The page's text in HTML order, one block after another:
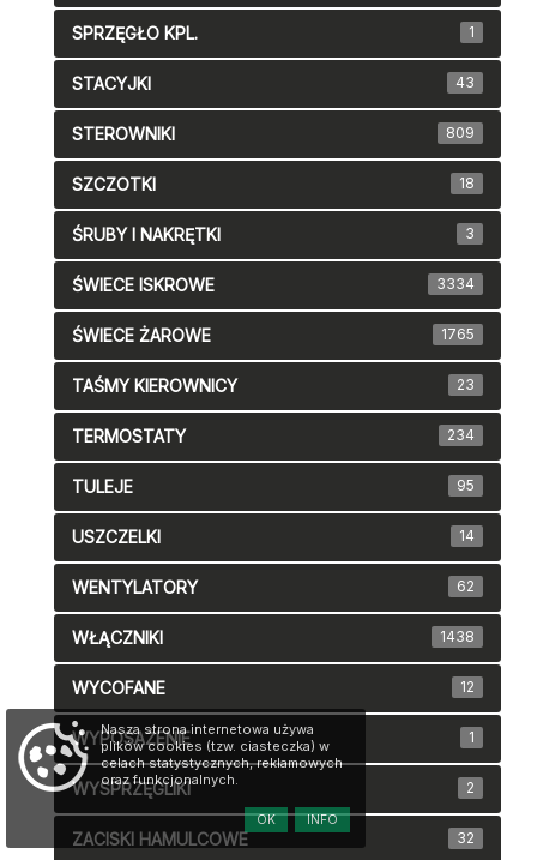
SPRZĘGŁO KPL. 1
STACYJKI 43
STEROWNIKI 809
SZCZOTKI 18
ŚRUBY I NAKRĘTKI 3
ŚWIECE ISKROWE 3334
ŚWIECE ŻAROWE 1765
TAŚMY KIEROWNICY 23
TERMOSTATY 234
TULEJE 95
USZCZELKI 14
WENTYLATORY 62
WŁĄCZNIKI 1438
WYCOFANE 12
WYPOSAŻENIE 1
WYSPRZĘGLIKI 2
ZACISKI HAMULCOWE 32
Nasza strona internetowa używa
plików cookies (tzw. ciasteczka) w
celach statystycznych, reklamowych
oraz funkcjonalnych.
INFO
OK